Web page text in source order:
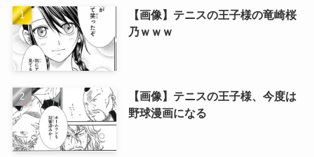
【画像】テニスの王子様の竜崎桜
乃ｗｗｗ
【画像】テニスの王子様、今度は
野球漫画になる